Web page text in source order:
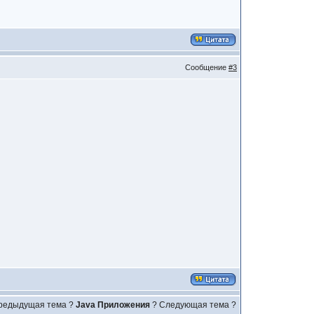
Сообщение #3
тема? Java Приложения? Следующая тема ?